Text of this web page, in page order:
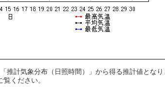
推計気象分布（日照時間）」から得る推計値とな
覧ください。